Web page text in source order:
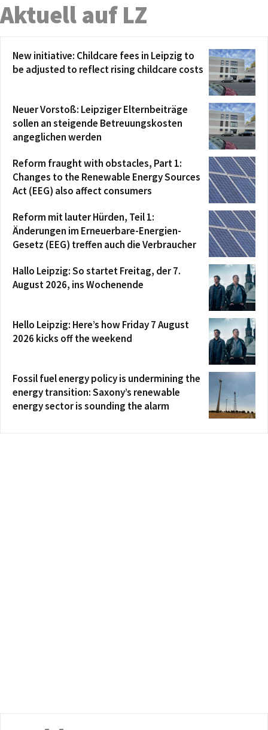
Aktuell auf LZ
New initiative: Childcare fees in Leipzig to
be adjusted to reflect rising childcare costs
Neuer Vorstoß: Leipziger Elternbeiträge
sollen an steigende Betreuungskosten
angeglichen werden
Reform fraught with obstacles, Part 1:
Changes to the Renewable Energy Sources
Act (EEG) also affect consumers
Reform mit lauter Hürden, Teil 1:
Änderungen im Erneuerbare-Energien-
Gesetz (EEG) treffen auch die Verbraucher
Hallo Leipzig: So startet Freitag, der 7.
August 2026, ins Wochenende
Hello Leipzig: Here’s how Friday 7 August
2026 kicks off the weekend
Fossil fuel energy policy is undermining the
energy transition: Saxony’s renewable
energy sector is sounding the alarm